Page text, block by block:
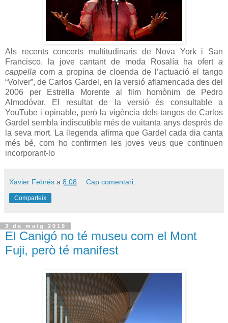
Als recents concerts multitudinaris de Nova York i San
Francisco, la jove cantant de moda Rosalía ha ofert a
cappella com a propina de cloenda de l’actuació el tango
“Volver”, de Carlos Gardel, en la versió aflamencada des del
2006 per Estrella Morente al film homònim de Pedro
Almodóvar. El resultat de la versió és consultable a
YouTube i opinable, però la vigència dels tangos de Carlos
Gardel sembla indiscutible més de vuitanta anys després de
la seva mort. La llegenda afirma que Gardel cada dia canta
més bé, com ho confirmen les joves veus que continuen
incorporant-lo
Xavier Febrés a 8:08 Cap comentari:
Comparteix
3 de maig 2019
El Canigó no té museu com el Mont
Fuji, però té manifest